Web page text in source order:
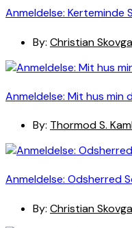
Anmeldelse: Kerteminde
By: Christian
Anmeldelse: Mit hus min
By: Thormod S.
Anmeldelse: Odsherred
By: Christian